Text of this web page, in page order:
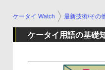
ケータイ Watch 最新技術/その
ケータイ用語の基礎